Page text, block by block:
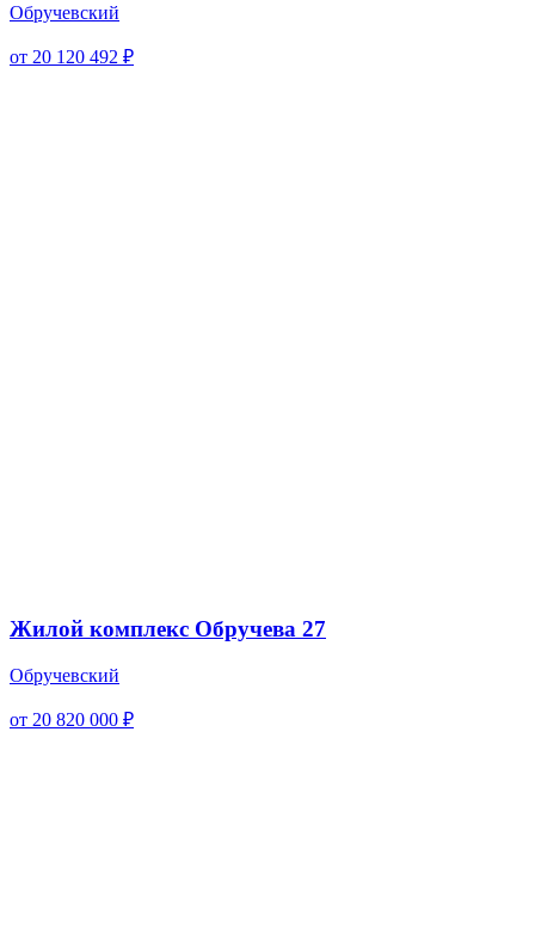
Обручевский
от 20 120 492 ₽
Жилой комплекс Обручева 27
Обручевский
от 20 820 000 ₽